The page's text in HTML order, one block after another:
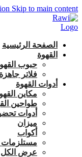
Skip to main content
الصفحة الرئيسية
القهوة
حبوب
فلاتر
أدوات القهوة
مكاين
طواحين
أدوات
ميزان
أكواب
مستلزمات
عرض الكل